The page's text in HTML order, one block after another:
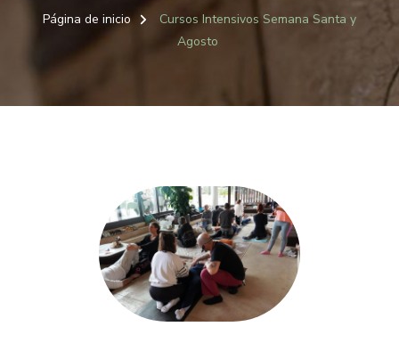
Página de inicio
Cursos Intensivos Semana Santa y
Agosto